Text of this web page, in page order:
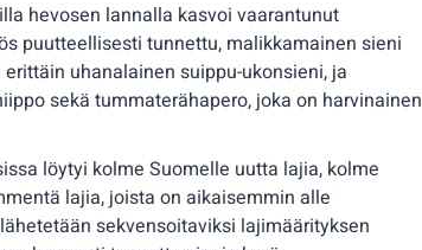
hevosen lannalla kasvoi vaarantunut
puutteellisesti tunnettu, malikkamainen sieni
uhanalainen suippu-ukonsieni, ja
sekä tummaterähapero, joka on harvinainen
löytyi kolme Suomelle uutta lajia, kolme
lajia, joista on aikaisemmin alle
sekvensoitaviksi lajimäärityksen